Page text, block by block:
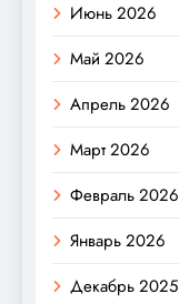
Июнь 2026
Май 2026
Апрель 2026
Март 2026
Февраль 2026
Январь 2026
Декабрь 2025